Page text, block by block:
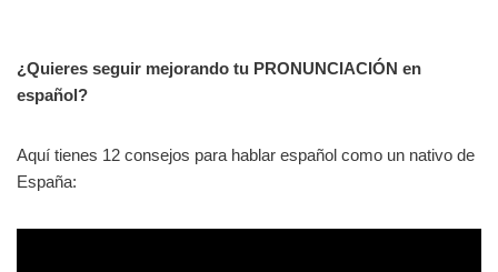
¿Quieres seguir mejorando tu PRONUNCIACIÓN en
español?
Aquí tienes 12 consejos para hablar español como un nativo de
España: